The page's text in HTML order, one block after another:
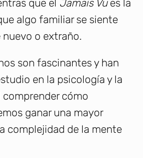
que el Jamais Vues la
algo familiar se siente
o extraño.
son fascinantes y han
en la psicología y la
cómo
ganar una mayor
complejidad de la mente